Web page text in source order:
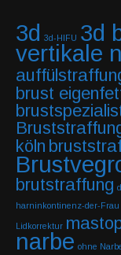
3d 3d-HIFU 3d
vertikale
brust
köln
brutstraffung
harninkontinenz-der-Frau
Lidkorrektur
narbe ohne